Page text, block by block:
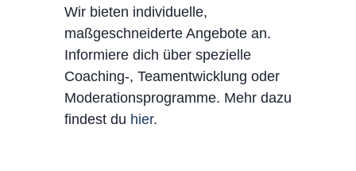
Wir bieten individuelle,
maßgeschneiderte Angebote an.
Informiere dich über spezielle
Coaching-, Teamentwicklung oder
Moderationsprogramme. Mehr dazu
findest du hier.